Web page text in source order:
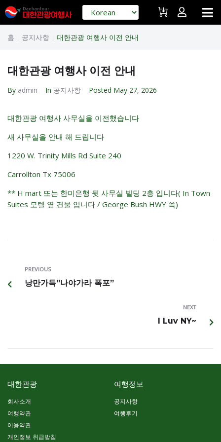
홈 | 공지사항 | 대한관광 여행사 이전 안내
대한관광 여행사 이전 안내
By admin In 공지사항 Posted May 27, 2026
대한관광 여행사 사무실을 이전했습니다
새 사무실을 안내 해 드립니다
1220 W. Trinity Mills Rd Suite 240
Carrollton Tx 75006
** H mart 또는 한미은행 뒷 사무실 빌딩 2층 입니다( In Town
Suites 모텔 옆 건물 입니다 / George Bush HWY 쪽)
PREVIOUS
낭만가득”나야가라 폭포”
NEXT
I Luv NY~
대한관광
회사소개
여행약관
이용약관
개인정보 취급방침
여행정보
공지사항
여행후기